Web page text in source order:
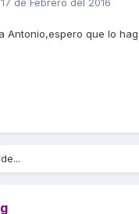
Antonio,espero que lo